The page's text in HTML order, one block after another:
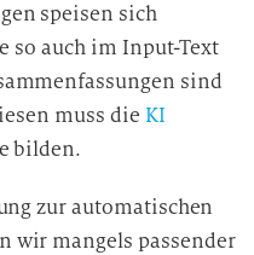
speisen sich
so auch im Input-Text
sind
muss die KI
bilden.
zur automatischen
wir mangels passender